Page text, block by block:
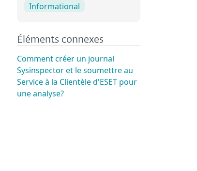
Informational
Éléments connexes
Comment créer un journal
Sysinspector et le soumettre au
Service à la Clientèle d'ESET pour
une analyse?